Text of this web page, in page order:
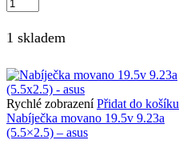
1 skladem
Rychlé zobrazení Přidat do košíku
Nabíječka movano 19.5v 9.23a
(5.5×2.5) – asus